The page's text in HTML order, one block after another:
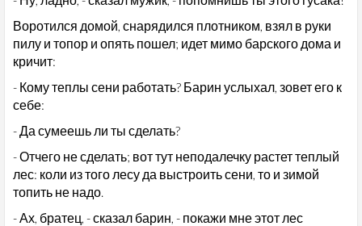
Воротился домой, снарядился плотником, взял в руки
пилу и топор и опять пошел; идет мимо барского дома и
кричит:
- Кому теплы сени работать? Барин услыхал, зовет его к
себе:
- Да сумеешь ли ты сделать?
- Отчего не сделать; вот тут неподалечку растет теплый
лес: коли из того лесу да выстроить сени, то и зимой
топить не надо.
- Ах, братец, - сказал барин, - покажи мне этот лес